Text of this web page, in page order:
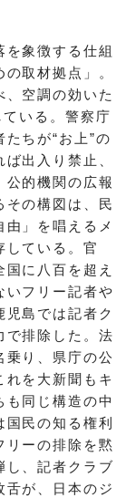
象徴する仕組
取材拠点」。
空調の効いた
いる。警察庁
ちが“お上”の
出入り禁止、
公的機関の広報
その構図は、民
」を唱えるメ
している。官
に八百を超え
いフリー記者や
島では記者ク
で排除した。法
乗り、県庁の公
れを大新聞もキ
同じ構造の中
民の知る権利
リーの排除を黙
し、記者クラブ
舌が、日本のジ